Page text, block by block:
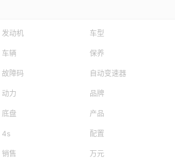
头颈部放在颈部固定头枕适当位置,
的吗
水，然后再关上蒸汽开关。
奶表面以下并打开蒸汽。如果你在
发动机 车型
车辆 保养
故障码 自动变速器
动力 品牌
底盘 产品
4s 配置
销售 万元